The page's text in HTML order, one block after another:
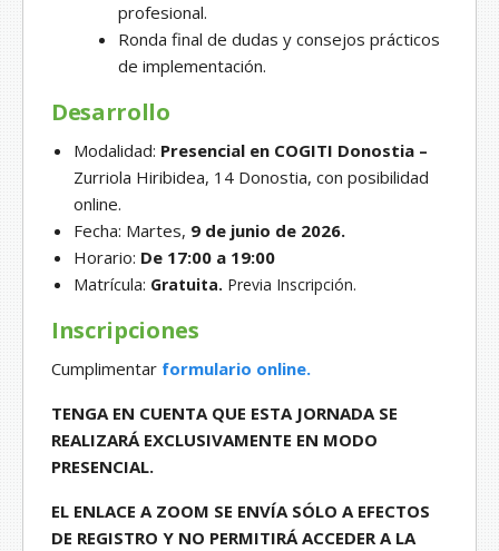
profesional.
Ronda final de dudas y consejos prácticos
de implementación.
Desarrollo
Modalidad: Presencial en COGITI Donostia –
Zurriola Hiribidea, 14 Donostia, con posibilidad
online.
Fecha: Martes, 9 de junio de 2026.
Horario: De 17:00 a 19:00
Matrícula: Gratuita. Previa Inscripción.
Inscripciones
Cumplimentar formulario online.
TENGA EN CUENTA QUE ESTA JORNADA SE
REALIZARÁ EXCLUSIVAMENTE EN MODO
PRESENCIAL.
EL ENLACE A ZOOM SE ENVÍA SÓLO A EFECTOS
DE REGISTRO Y NO PERMITIRÁ ACCEDER A LA